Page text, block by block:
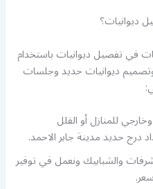
في تفصيل ديوانيات باستخدام
ديوانيات حديد وجلسات
للمنازل أو الفلل
درج حديد مدينة جابر الاحمد.
والشبابيك ونعمل في توفير